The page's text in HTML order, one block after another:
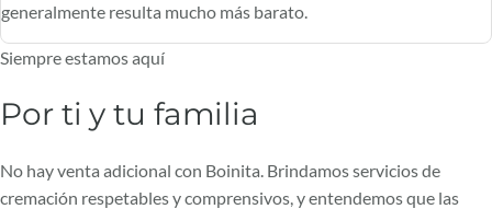
generalmente resulta mucho más barato.
Siempre estamos aquí
Por ti y tu familia
No hay venta adicional con Boinita. Brindamos servicios de
cremación respetables y comprensivos, y entendemos que las